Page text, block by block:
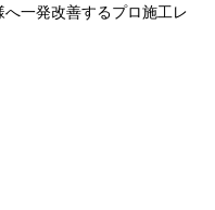
一発改善するプロ施工レ